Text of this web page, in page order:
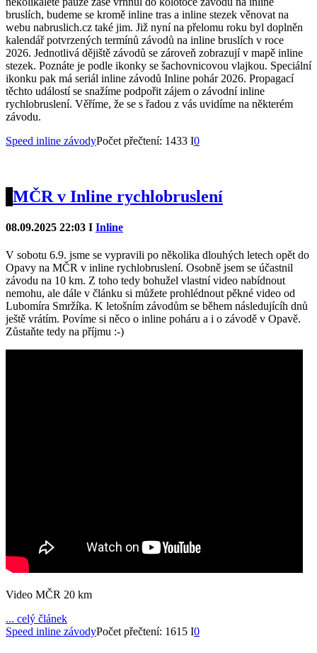
bruslích, budeme se kromě inline tras a inline stezek věnovat na
webu nabruslich.cz také jim. Již nyní na přelomu roku byl doplněn
kalendář potvrzených termínů závodů na inline bruslích v roce
2026. Jednotlivá dějiště závodů se zároveň zobrazují v mapě inline
stezek. Poznáte je podle ikonky se šachovnicovou vlajkou. Speciální
ikonku pak má seriál inline závodů Inline pohár 2026. Propagací
těchto událostí se snažíme podpořit zájem o závodní inline
rychlobruslení. Věříme, že se s řadou z vás uvidíme na některém
závodu.
Speed inline závodyPočet přečtení: 1433 I0
MČR v Inline rychlobruslení
08.09.2025 22:03 I Inline
V sobotu 6.9. jsme se vypravili po několika dlouhých letech opět do
Opavy na MČR v inline rychlobruslení. Osobně jsem se účastnil
závodu na 10 km. Z toho tedy bohužel vlastní video nabídnout
nemohu, ale dále v článku si můžete prohlédnout pěkné video od
Lubomíra Smržíka. K letošním závodům se během následujícíh dnů
ještě vrátím. Povíme si něco o inline poháru a i o závodě v Opavě.
Zůstaňte tedy na příjmu :-)
Video MČR 20 km
... celý článek
Speed inline závodyPočet přečtení: 1615 I0